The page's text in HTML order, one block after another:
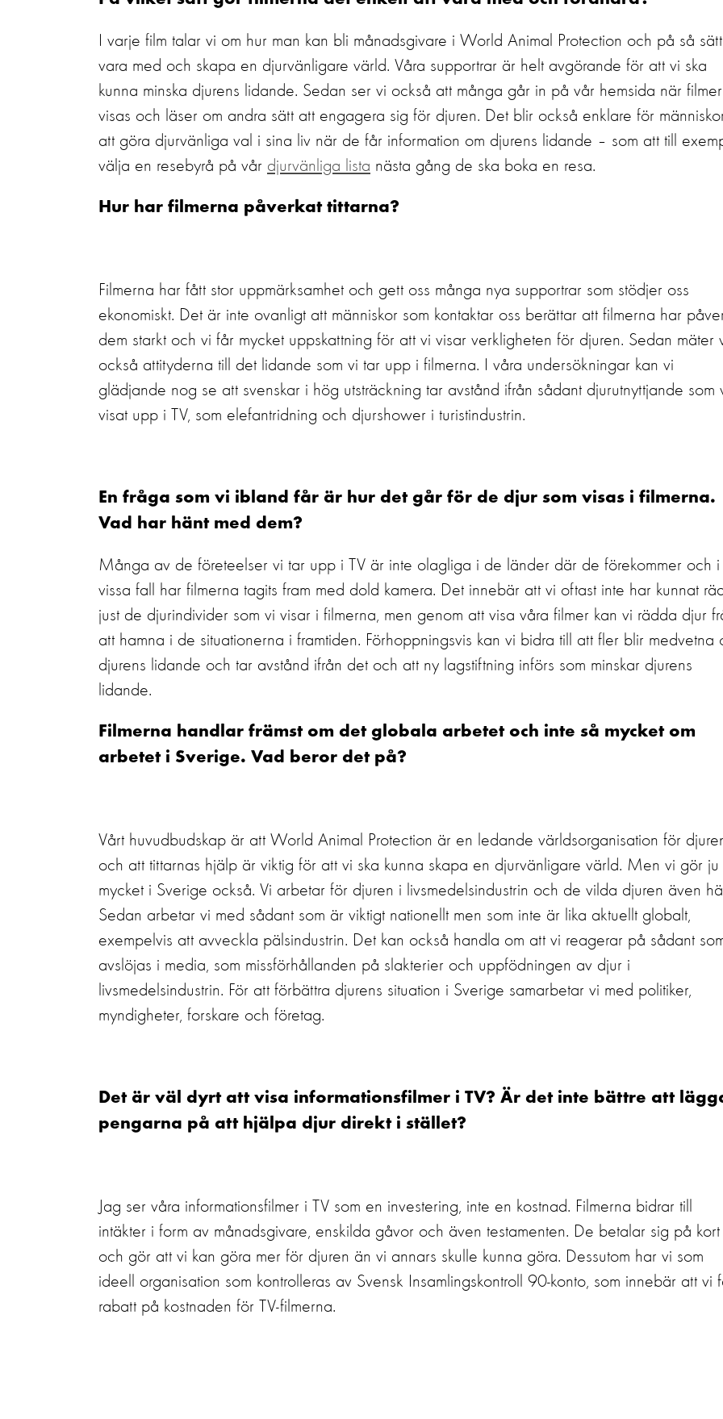
I varje film talar vi om hur man kan bli månadsgivare i World Animal Protection och på så sätt
vara med och skapa en djurvänligare värld. Våra supportrar är helt avgörande för att vi ska
kunna minska djurens lidande. Sedan ser vi också att många går in på vår hemsida när
visas och läser om andra sätt att engagera sig för djuren. Det blir också enklare för
att göra djurvänliga val i sina liv när de får information om djurens lidande – som att till
välja en resebyrå på vår djurvänliga lista nästa gång de ska boka en resa.
Hur har filmerna påverkat tittarna?
Filmerna har fått stor uppmärksamhet och gett oss många nya supportrar som stödjer oss
ekonomiskt. Det är inte ovanligt att människor som kontaktar oss berättar att filmerna har
dem starkt och vi får mycket uppskattning för att vi visar verkligheten för djuren. Sedan mäter
också attityderna till det lidande som vi tar upp i filmerna. I våra undersökningar kan vi
glädjande nog se att svenskar i hög utsträckning tar avstånd ifrån sådant djurutnyttjande som
visat upp i TV, som elefantridning och djurshower i turistindustrin.
En fråga som vi ibland får är hur det går för de djur som visas i filmerna.
Vad har hänt med dem?
Många av de företeelser vi tar upp i TV är inte olagliga i de länder där de förekommer och i
vissa fall har filmerna tagits fram med dold kamera. Det innebär att vi oftast inte har kunnat
just de djurindivider som vi visar i filmerna, men genom att visa våra filmer kan vi rädda djur
att hamna i de situationerna i framtiden. Förhoppningsvis kan vi bidra till att fler blir medvetna
djurens lidande och tar avstånd ifrån det och att ny lagstiftning införs som minskar djurens
lidande.
Filmerna handlar främst om det globala arbetet och inte så mycket om
arbetet i Sverige. Vad beror det på?
Vårt huvudbudskap är att World Animal Protection är en ledande världsorganisation för
och att tittarnas hjälp är viktig för att vi ska kunna skapa en djurvänligare värld. Men vi gör ju
mycket i Sverige också. Vi arbetar för djuren i livsmedelsindustrin och de vilda djuren även
Sedan arbetar vi med sådant som är viktigt nationellt men som inte är lika aktuellt globalt,
exempelvis att avveckla pälsindustrin. Det kan också handla om att vi reagerar på sådant
avslöjas i media, som missförhållanden på slakterier och uppfödningen av djur i
livsmedelsindustrin. För att förbättra djurens situation i Sverige samarbetar vi med politiker,
myndigheter, forskare och företag.
Det är väl dyrt att visa informationsfilmer i TV? Är det inte bättre att
pengarna på att hjälpa djur direkt i stället?
Jag ser våra informationsfilmer i TV som en investering, inte en kostnad. Filmerna bidrar till
intäkter i form av månadsgivare, enskilda gåvor och även testamenten. De betalar sig på
och gör att vi kan göra mer för djuren än vi annars skulle kunna göra. Dessutom har vi som
ideell organisation som kontrolleras av Svensk Insamlingskontroll 90-konto, som innebär att vi
rabatt på kostnaden för TV-filmerna.